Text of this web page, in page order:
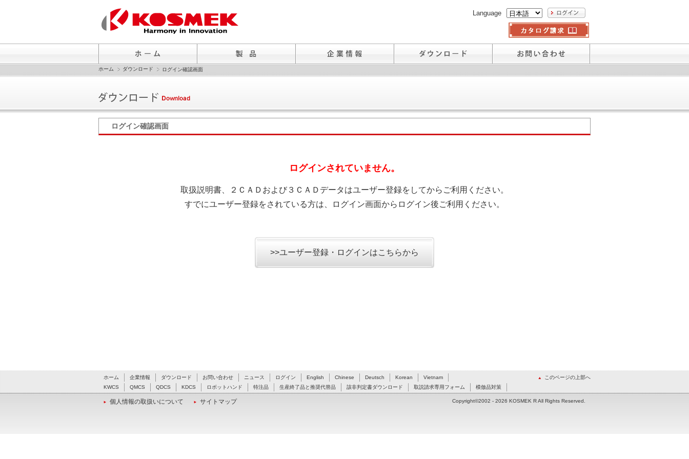
Language
ホーム ダウンロード ログイン確認画面
ログイン確認画面
ログインされていません。
取扱説明書、２ＣＡＤおよび３ＣＡＤデータはユーザー登録をしてからご利用ください。
すでにユーザー登録をされている方は、ログイン画面からログイン後ご利用ください。
>>ユーザー登録・ログインはこちらから
このページの上部へ
ホーム 企業情報 ダウンロード お問い合わせ ニュース ログイン English Chinese Deutsch Korean
Vietnam
KWCS
QMCS QDCS KDCS ロボットハンド 特注品 生産終了品と推奨代替品 該非判定書ダウンロード 取説請求専用フォーム 模倣品対策
個人情報の取扱いについて サイトマップ Copyright©2002 - 2026 KOSMEK R All Rights Reserved.